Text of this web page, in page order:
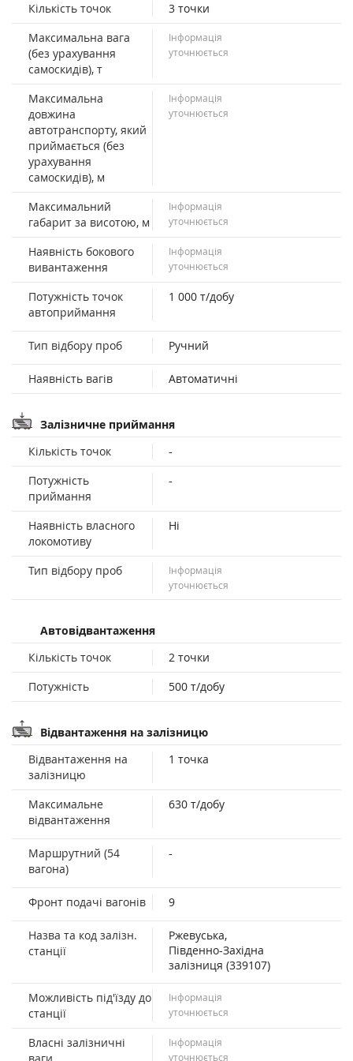
Кількість точок
3 точки
Максимальна вага
(без урахування
самоскидів), т
Інформація
уточнюється
Максимальна
довжина
автотранспорту, який
приймається (без
урахування
самоскидів), м
Інформація
уточнюється
Максимальний
габарит за висотою, м
Інформація
уточнюється
Наявність бокового
вивантаження
Інформація
уточнюється
Потужність точок
автоприймання
1 000 т/добу
Тип відбору проб Ручний
Наявність вагів Автоматичні
Залізничне приймання
Кількість точок
-
Потужність
приймання
-
Наявність власного
локомотиву
Ні
Тип відбору проб
Інформація
уточнюється
Автовідвантаження
Кількість точок
2 точки
Потужність
500 т/добу
Відвантаження на залізницю
Відвантаження на
залізницю
1 точка
Максимальне
відвантаження
630 т/добу
Маршрутний (54
вагона)
-
Фронт подачі вагонів 9
Назва та код залізн.
станції
Ржевуська,
Південно-Західна
залізниця (339107)
Можливість під'їзду до
станції
Інформація
уточнюється
Власні залізничні
Інформація
уточнюється